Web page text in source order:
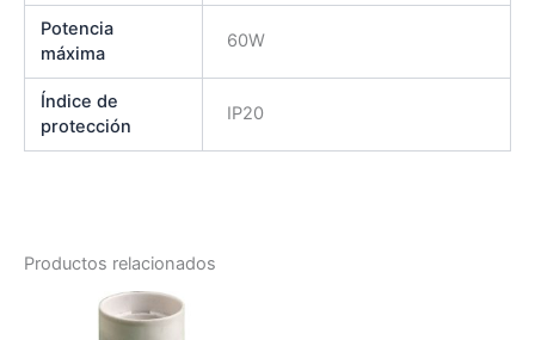
Potencia
máxima
60W
Índice de
protección
IP20
Productos relacionados